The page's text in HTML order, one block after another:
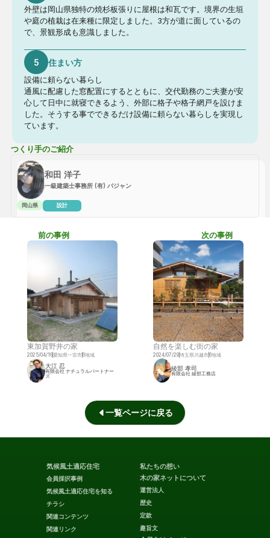
外壁は岡山県独特の焼杉板張りに屋根は和瓦です。境界の生垣
や庭の植栽は在来種に限定しました。3方が道に面しているの
で、景観形成も意識しました。
5 住まい方
設備に頼らない暮らし
通風に配慮した窓配置にするとともに、交代勤務のご夫妻が安
心して日中に就寝できるよう、外部に格子や格子網戸を設けま
した。そうする事でできるだけ設備に頼らない暮らしを実現し
ています。
つくり手のご紹介
和田 洋子
一級建築士事務所 (有) バジャン
岡山県 設計
前の事例
東加賀野井の家
大江 忍
有限会社 ナチュラルパートナー
ズ
2025/04/16愛知県一宮市6地域
次の事例
自然を楽しむ街の家
綾部 孝司
有限会社 綾部工務店
2024/07/29埼玉県川越市6地域
一覧ページに戻る
気候風土適応住宅
会員採択事例
気候風土適応住宅を知る
チラシ
関連コンテンツ
関連リンク
私たちの想い
木の家ネットについて
運営法人
歴史
定款
趣旨文